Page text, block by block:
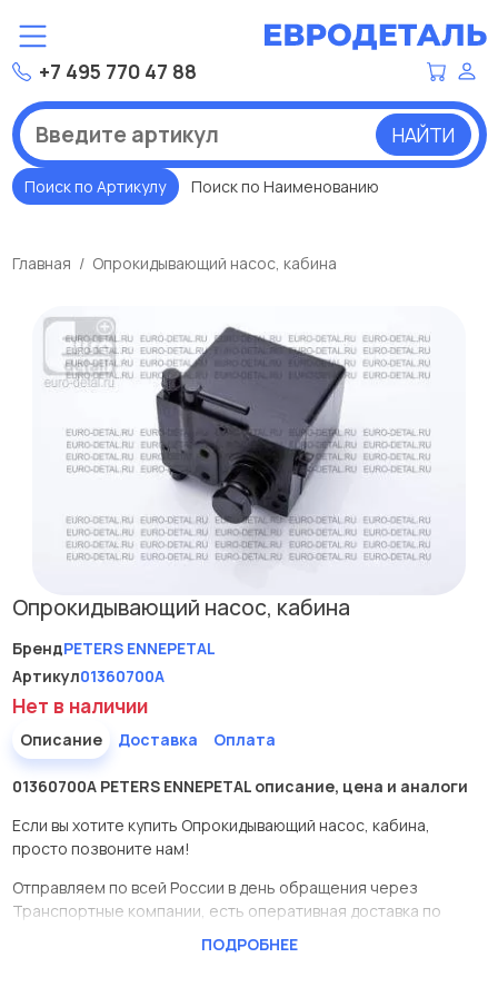
+7 495 770 47 88
НАЙТИ
Поиск по Артикулу Поиск по Наименованию
Главная Опрокидывающий насос, кабина
Опрокидывающий насос, кабина
БрендPETERS ENNEPETAL
Артикул01360700A
Нет в наличии
Описание Доставка Оплата
01360700A PETERS ENNEPETAL описание, цена и аналоги
Если вы хотите купить Опрокидывающий насос, кабина,
просто позвоните нам!
Отправляем по всей России в день обращения через
Транспортные компании, есть оперативная доставка по
ПОДРОБНЕЕ